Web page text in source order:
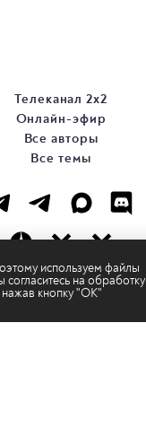
используем файлы
на обработку
нажав кнопку "ОК"
Телеканал 2х2
Онлайн-эфир
Все авторы
Все темы
«ТРК «2Х2», 2026